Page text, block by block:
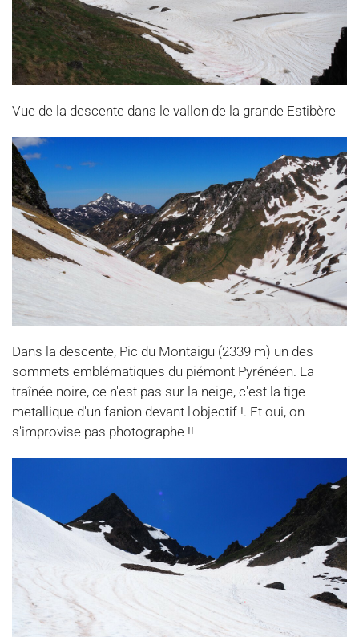
Vue de la descente dans le vallon de la grande Estibère
Dans la descente, Pic du Montaigu (2339 m) un des
sommets emblématiques du piémont Pyrénéen. La
traînée noire, ce n'est pas sur la neige, c'est la tige
metallique d'un fanion devant l'objectif !. Et oui, on
s'improvise pas photographe !!